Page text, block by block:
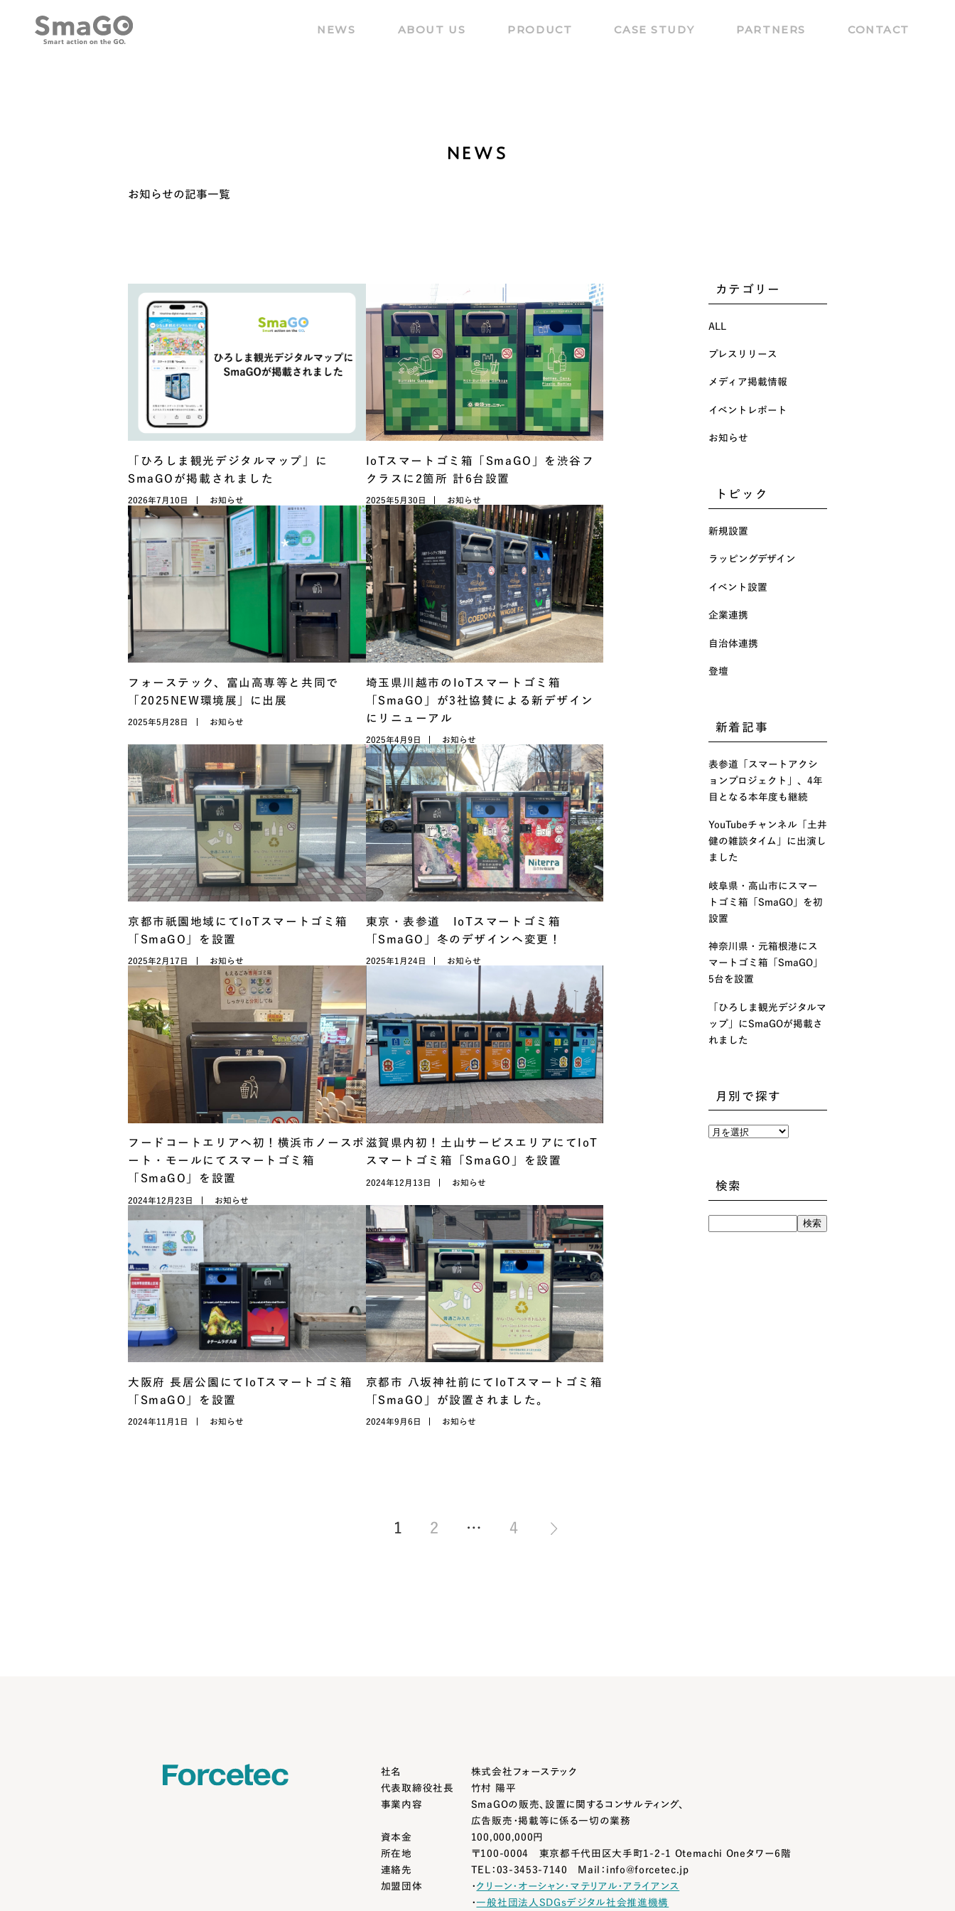
NEWS ABOUT US PRODUCT CASE STUDY PARTNERS CONTACT
NEWS
お知らせの記事一覧
「ひろしま観光デジタルマップ」に
SmaGOが掲載されました
2026年7月10日 お知らせ
IoTスマートゴミ箱「SmaGO」を渋谷フ
クラスに2箇所 計6台設置
2025年5月30日 お知らせ
フォーステック、富山高専等と共同で
「2025NEW環境展」に出展
2025年5月28日 お知らせ
埼玉県川越市のIoTスマートゴミ箱
「SmaGO」が3社協賛による新デザイン
にリニューアル
2025年4月9日 お知らせ
京都市祇園地域にてIoTスマートゴミ箱
「SmaGO」を設置
2025年2月17日 お知らせ
東京・表参道 IoTスマートゴミ箱
「SmaGO」冬のデザインへ変更！
2025年1月24日 お知らせ
フードコートエリアへ初！横浜市ノースポ
ート・モールにてスマートゴミ箱
「SmaGO」を設置
2024年12月23日 お知らせ
滋賀県内初！土山サービスエリアにてIoT
スマートゴミ箱「SmaGO」を設置
2024年12月13日 お知らせ
大阪府 長居公園にてIoTスマートゴミ箱
「SmaGO」を設置
2024年11月1日 お知らせ
京都市 八坂神社前にてIoTスマートゴミ箱
「SmaGO」が設置されました。
2024年9月6日 お知らせ
カテゴリー
ALL
プレスリリース
メディア掲載情報
イベントレポート
お知らせ
トピック
新規設置
ラッピングデザイン
イベント設置
企業連携
自治体連携
登壇
新着記事
表参道「スマートアクシ
ョンプロジェクト」、4年
目となる本年度も継続
YouTubeチャンネル「土井
健の雑談タイム」に出演し
ました
岐阜県・高山市にスマー
トゴミ箱「SmaGO」を初
設置
神奈川県・元箱根港にス
マートゴミ箱「SmaGO」
5台を設置
「ひろしま観光デジタルマ
ップ」にSmaGOが掲載さ
れました
月別で探す
月
別
検索
検
索:
1 2 … 4
社名
株式会社フォーステック
代表取締役社長
竹村 陽平
事業内容
SmaGOの販売、設置に関するコンサルティング、
広告販売・掲載等に係る一切の業務
資本金
100,000,000円
所在地
〒100-0004 東京都千代田区大手町1-2-1 Otemachi Oneタワー6階
連絡先
TEL：03-3453-7140 Mail：info@forcetec.jp
加盟団体
・ クリーン・オーシャン・マテリアル・アライアンス
・ 一般社団法人SDGsデジタル社会推進機構